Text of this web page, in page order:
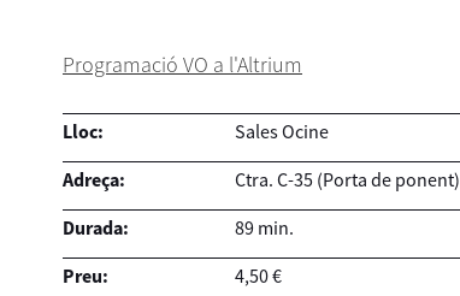
Programació VO a l'Altrium
Lloc:
Sales Ocine
Adreça:
Ctra. C-35 (Porta de ponent)
Durada:
89 min.
Preu:
4,50 €